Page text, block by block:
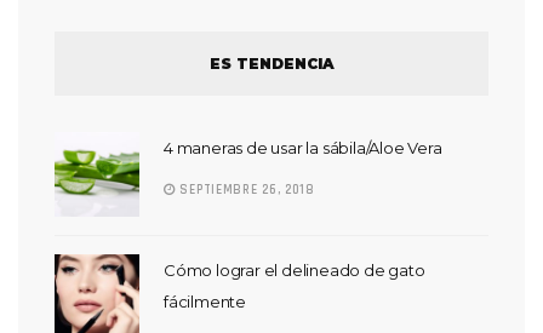
ES TENDENCIA
4 maneras de usar la sábila/Aloe Vera
SEPTIEMBRE 26, 2018
Cómo lograr el delineado de gato
fácilmente